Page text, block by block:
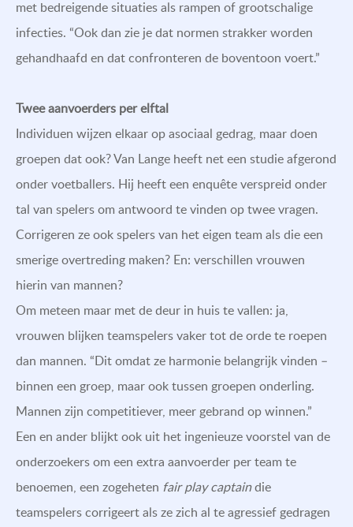
met bedreigende situaties als rampen of grootschalige
infecties. “Ook dan zie je dat normen strakker worden
gehandhaafd en dat confronteren de boventoon voert.”
Twee aanvoerders per elftal
Individuen wijzen elkaar op asociaal gedrag, maar doen
groepen dat ook? Van Lange heeft net een studie afgerond
onder voetballers. Hij heeft een enquête verspreid onder
tal van spelers om antwoord te vinden op twee vragen.
Corrigeren ze ook spelers van het eigen team als die een
smerige overtreding maken? En: verschillen vrouwen
hierin van mannen?
Om meteen maar met de deur in huis te vallen: ja,
vrouwen blijken teamspelers vaker tot de orde te roepen
dan mannen. “Dit omdat ze harmonie belangrijk vinden –
binnen een groep, maar ook tussen groepen onderling.
Mannen zijn competitiever, meer gebrand op winnen.”
Een en ander blijkt ook uit het ingenieuze voorstel van de
onderzoekers om een extra aanvoerder per team te
benoemen, een zogeheten fair play captaindie
teamspelers corrigeert als ze zich al te agressief gedragen